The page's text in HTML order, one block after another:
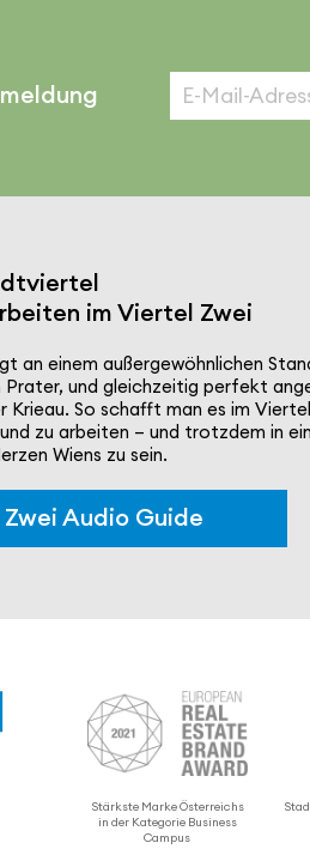
im Viertel Zwei
an einem außer­ge­wöhn­li­chen
und gleich­zeitig perfekt
Krieau. So schafft man es im
und zu arbeiten – und trotzdem in
Wiens zu sein.
Audio Guide
Stärkste Marke Öster­reichs
in der Kategorie Business
Campus